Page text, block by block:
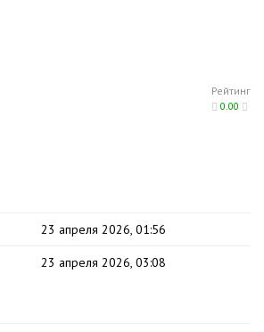
Рейтинг
0.00
23 апреля 2026, 01:56
23 апреля 2026, 03:08